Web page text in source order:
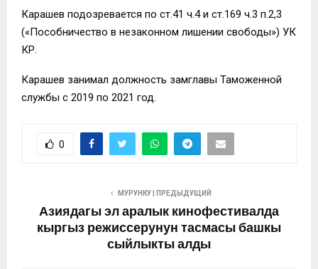
Карашев подозревается по ст.41 ч.4 и ст.169 ч.3 п.2,3
(«Пособничество в незаконном лишении свободы») УК
КР.
Карашев занимал должность замглавы Таможенной
службы с 2019 по 2021 год.
0
МУРУНКУ | ПРЕДЫДУЩИЙ
Азиядагы эл аралык кинофестивалда
кыргыз режиссерунун тасмасы башкы
сыйлыкты алды